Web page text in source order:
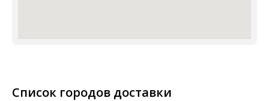
Список городов доставки